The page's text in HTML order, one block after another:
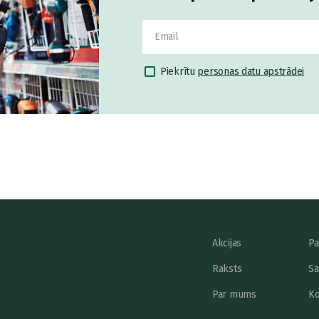
Piekrītu personas datu apstrādei
Akcijas
Raksts
Par mums